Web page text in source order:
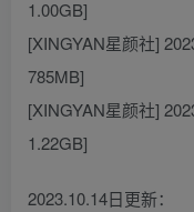
1.00GB]
[XINGYAN星颜社]
785MB]
[XINGYAN星颜社]
1.22GB]
2023.10.14日更新：